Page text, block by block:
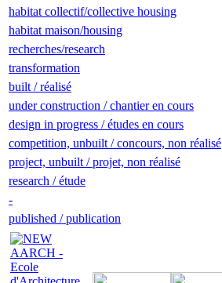
habitat collectif/collective housing
habitat maison/housing
recherches/research
transformation
built / réalisé
under construction / chantier en cours
design in progress / études en cours
competition, unbuilt / concours, non réalisé
project, unbuilt / projet, non réalisé
research / étude
-
published / publication